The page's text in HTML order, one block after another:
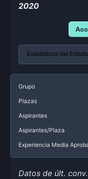
2020
Grupo
Plazas
Aspirantes
Aspirantes/Plaza
Experiencia Media
Datos de últ.